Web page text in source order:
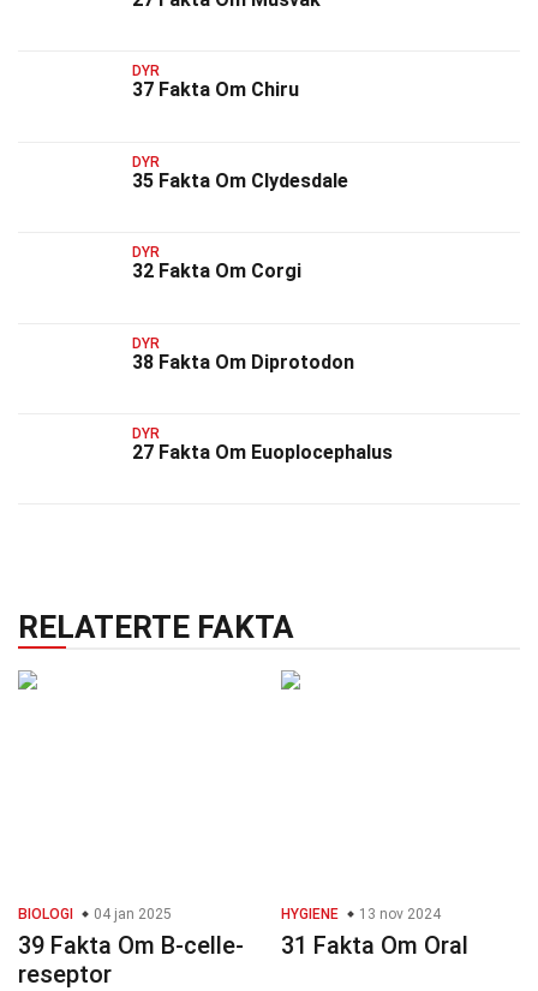
DYR
37 Fakta Om Chiru
DYR
35 Fakta Om Clydesdale
DYR
32 Fakta Om Corgi
DYR
38 Fakta Om Diprotodon
DYR
27 Fakta Om Euoplocephalus
RELATERTE FAKTA
BIOLOGI 04 jan 2025
39 Fakta Om B-celle-
reseptor
HYGIENE 13 nov 2024
31 Fakta Om Oral